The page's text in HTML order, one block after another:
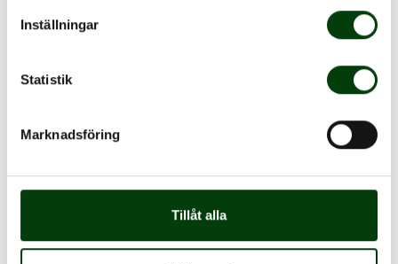
Inställningar
Statistik
Marknadsföring
Tillåt alla
Det var en stolt Martin Pagrotsky, vd Nobina Sverige,